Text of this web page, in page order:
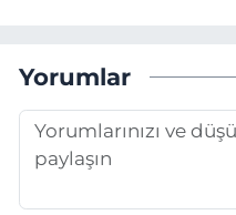
Yorumlar